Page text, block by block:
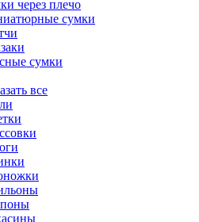
через плечо
cумки
сумки
все